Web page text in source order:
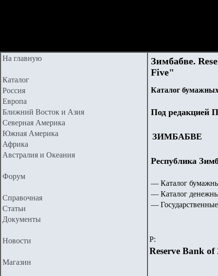
На главную
Каталог
Россия
Европа
Ближний Восток и Азия
Северная Америка
Южная Америка
Африка
Австралия и Океания
Форум
Справочная
Статьи
Документы
Новости
Магазин
Зимбабве.
Five"
Каталог
Под редакцией
ЗИМБАБВЕ
Республика
— Каталог
— Каталог
—
P:
Reserve Bank